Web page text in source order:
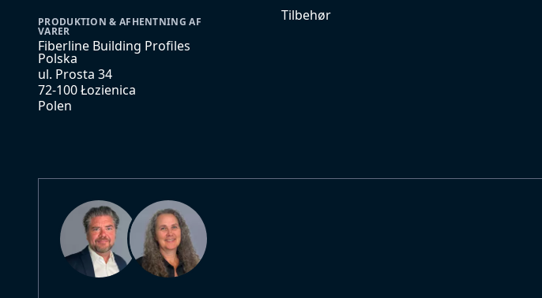
PRODUKTION & AFHENTNING AF
VARER
Fiberline Building Profiles
Polska
ul. Prosta 34
72-100 Łozienica
Polen
Tilbehør